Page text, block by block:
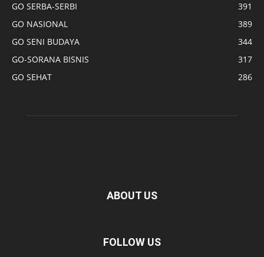
GO SERBA-SERBI
391
GO NASIONAL
389
GO SENI BUDAYA
344
GO-SORANA BISNIS
317
GO SEHAT
286
ABOUT US
FOLLOW US